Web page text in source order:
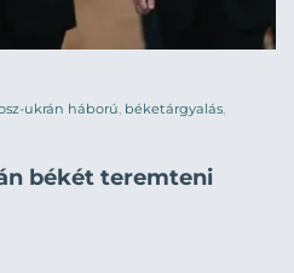
ukrán háború, béketárgyalás,
békét teremteni